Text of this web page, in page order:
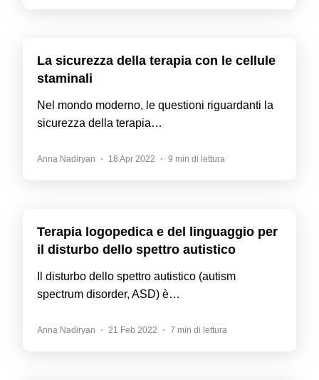
La sicurezza della terapia con le cellule
staminali
Nel mondo moderno, le questioni riguardanti la
sicurezza della terapia…
Anna Nadiryan 18 Apr 2022 9 min di lettura
Terapia logopedica e del linguaggio per
il disturbo dello spettro autistico
Il disturbo dello spettro autistico (autism
spectrum disorder, ASD) è…
Anna Nadiryan 21 Feb 2022 7 min di lettura